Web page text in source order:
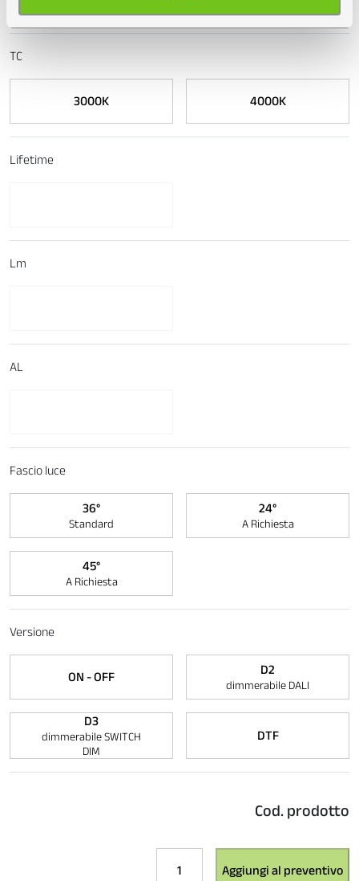
nostri partner che si occupano di analisi dei dati web,
pubblicità e social media, i quali potrebbero combinarle
con altre informazioni che ha fornito loro o che hanno
TC
3000K 4000K
Lifetime
Lm
AL
Fascio luce
36°
Standard
24°
A Richiesta
45°
A Richiesta
Versione
ON - OFF
D2
dimmerabile DALI
D3
dimmerabile SWITCH
DIM
DTF
Cod. prodotto
RETAIL
Aggiungi al preventivo